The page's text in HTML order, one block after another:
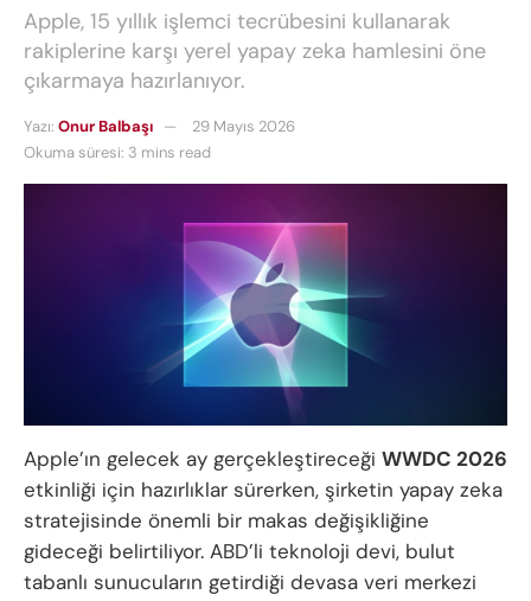
Apple, 15 yıllık işlemci tecrübesini kullanarak
rakiplerine karşı yerel yapay zeka hamlesini öne
çıkarmaya hazırlanıyor.
Yazı: Onur Balbaşı
29 Mayıs 2026
Okuma süresi: 3 mins read
Apple’ın gelecek ay gerçekleştireceği WWDC 2026
etkinliği için hazırlıklar sürerken, şirketin yapay zeka
stratejisinde önemli bir makas değişikliğine
gideceği belirtiliyor. ABD’li teknoloji devi, bulut
tabanlı sunucuların getirdiği devasa veri merkezi